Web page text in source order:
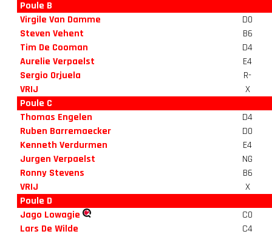
Poule B
Virgile Van Damme
D0
Steven Vehent
B6
Tim De Cooman
D4
Aurelie Verpaelst
E4
Sergio Orjuela
R-
VRIJ
X
Poule C
Thomas Engelen
D4
Ruben Barremaecker
D0
Kenneth Verdurmen
E4
Jurgen Verpaelst
NG
Ronny Stevens
B6
VRIJ
X
Poule D
Jago Lowagie
C0
Lars De Wilde
C4